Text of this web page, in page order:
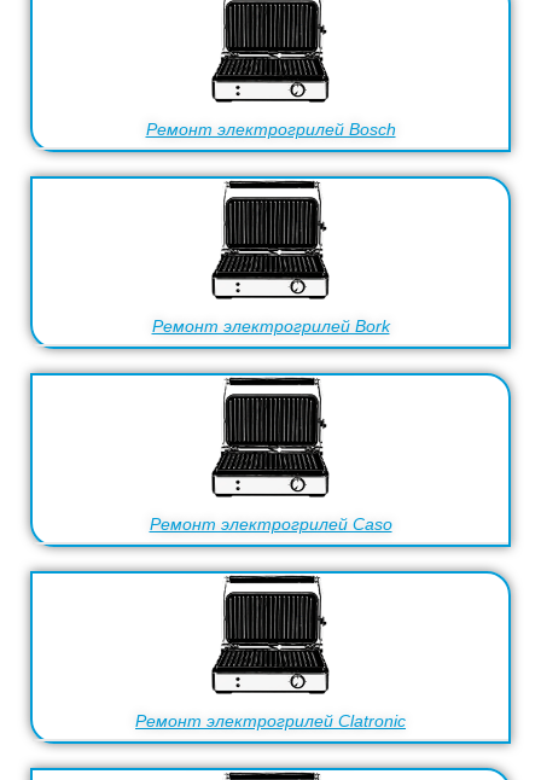
Ремонт электрогрилей Bosch
Ремонт электрогрилей Bork
Ремонт электрогрилей Caso
Ремонт электрогрилей Clatronic